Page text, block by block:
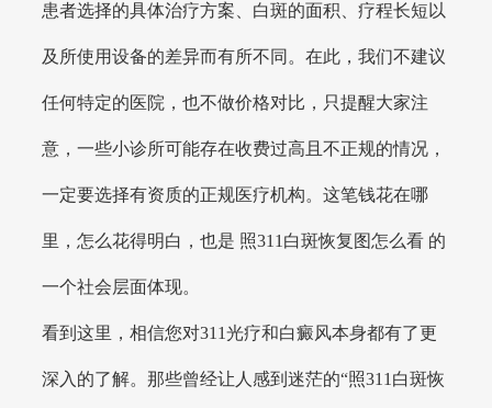
患者选择的具体治疗方案、白斑的面积、疗程长短以
及所使用设备的差异而有所不同。在此，我们不建议
任何特定的医院，也不做价格对比，只提醒大家注
意，一些小诊所可能存在收费过高且不正规的情况，
一定要选择有资质的正规医疗机构。这笔钱花在哪
里，怎么花得明白，也是 照311白斑恢复图怎么看 的
一个社会层面体现。
看到这里，相信您对311光疗和白癜风本身都有了更
深入的了解。那些曾经让人感到迷茫的“照311白斑恢